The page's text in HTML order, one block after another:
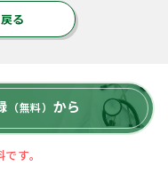
る
（無料） から
す。